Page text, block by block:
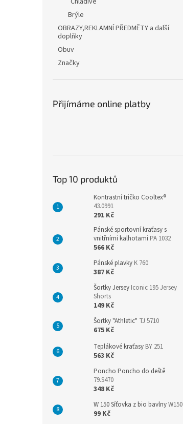
Brýle
OBRAZY,REKLAMNÍ PŘEDMĚTY a další
doplňky
Obuv
Značky
Přijímáme online platby
Top 10 produktů
Kontrastní tričko Cooltex®
43.0991
291 Kč
Pánské sportovní kraťasy s
vnitřními kalhotami PA 1032
566 Kč
Pánské plavky K 760
387 Kč
Šortky Jersey Iconic 195 Jersey
Shorts
149 Kč
Šortky "Athletic" TJ 5710
675 Kč
Teplákové kraťasy BY 251
563 Kč
Poncho Poncho do deště
79.S470
348 Kč
W 150 Síťovka z bio bavlnyW150
99 Kč